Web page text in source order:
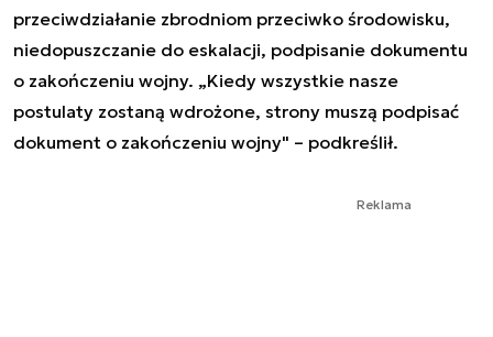
przeciwdziałanie zbrodniom przeciwko środowisku,
niedopuszczanie do eskalacji, podpisanie dokumentu
o zakończeniu wojny. „Kiedy wszystkie nasze
postulaty zostaną wdrożone, strony muszą podpisać
dokument o zakończeniu wojny" – podkreślił.
Reklama